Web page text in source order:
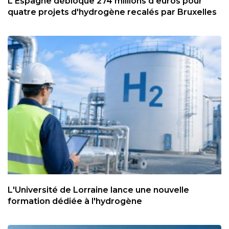
quatre projets d'hydrogène recalés par Bruxelles
L'Université de Lorraine lance une nouvelle
formation dédiée à l'hydrogène